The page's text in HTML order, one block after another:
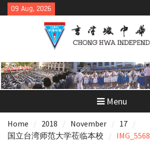
Skip
to
09 Aug, 2026
Menu
Home 2018 November
17
国立台湾师范大学莅临本校
IMG_5568